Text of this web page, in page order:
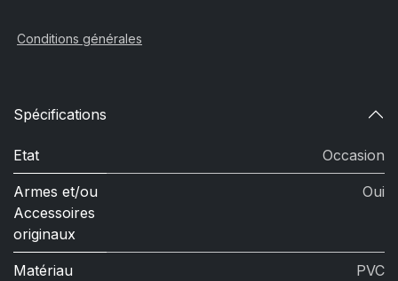
Conditions générales
Spécifications
Etat Occasion
Armes et/ou
Accessoires
originaux
Oui
Matériau PVC